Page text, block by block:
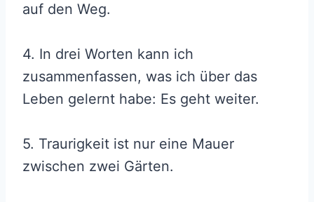
auf den Weg.
4. In drei Worten kann ich
zusammenfassen, was ich über das
Leben gelernt habe: Es geht weiter.
5. Traurigkeit ist nur eine Mauer
zwischen zwei Gärten.